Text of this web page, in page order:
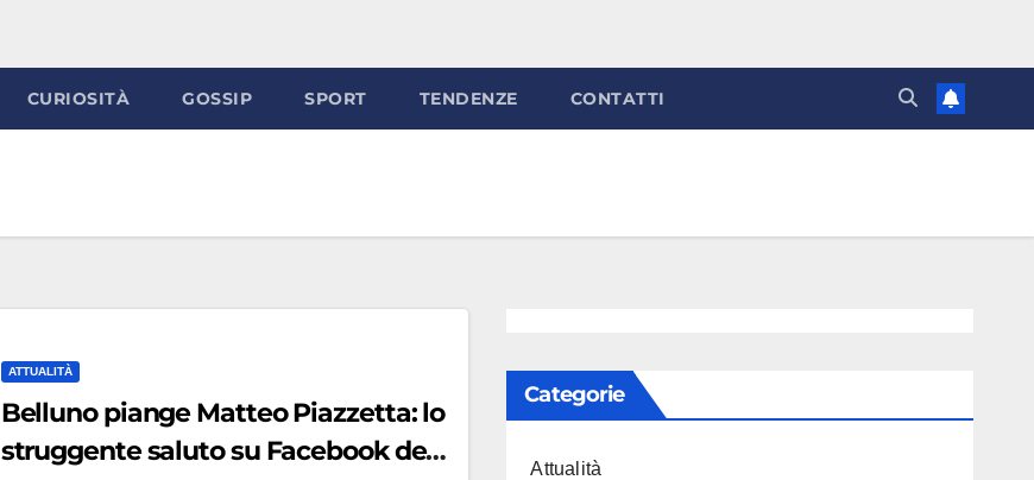
CURIOSITÀ GOSSIP SPORT TENDENZE CONTATTI
ATTUALITÀ
Belluno piange Matteo Piazzetta: lo
struggente saluto su Facebook del
Categorie
Attualità